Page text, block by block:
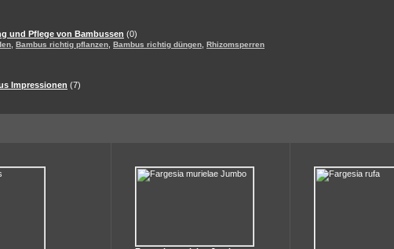
und Pflege von Bambussen (0)
Bambus richtig pflanzen Bambus richtig düngen Rhizomsperren
Impressionen (7)